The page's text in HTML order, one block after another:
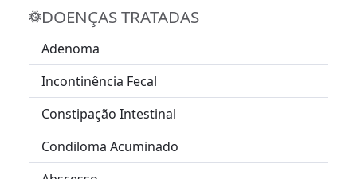
DOENÇAS TRATADAS
Adenoma
Incontinência Fecal
Constipação Intestinal
Condiloma Acuminado